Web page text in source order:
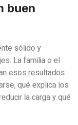
buen
sólido y
La familia o el
esos resultados
qué explica los
la carga y qué